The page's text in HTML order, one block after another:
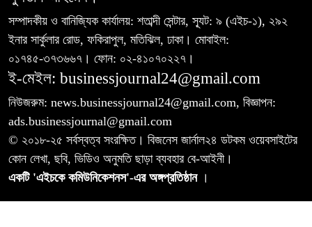
আগামী প্রজন্মের জন্য সুস্থ পরিবেশ চান
প্রধানমন্ত্রী
৯
বিএসইসির নতুন কমিশনার হোসেন সাদাত
১০
সম্পাদকীয় ও বানিজ্যিক কার্যালয়: শতাব্দী সেন্টার, স্যূট: ৯ (এইচ-১), ২৯২
ইনার সার্কুলার রোড, ফকিরাপুল, মতিঝিল, ঢাকা। মোবাইল:
০১৭৪৫-৩৭৩৬৬৭। ফোন: ০২-৪১০৭০২২৭।
ই-মেইল: businessjournal24@gmail.com
নিউজরুম: news.businessjournal24@gmail.com, বিজ্ঞাপন:
ads.businessjournal@gmail.com
© ২০১৮-২৫ সর্বস্বত্ব সংরক্ষিত। বিজনেস জার্নাল২৪ ডটকম ওয়েবসাইটের
কোন লেখা, ছবি, ভিডিও অনুমতি ছাড়া ব্যবহার বে-আইনী।
একটি 'এইচকে কমিউনিকেশনস'-এর অঙ্গপ্রতিষ্ঠান ।